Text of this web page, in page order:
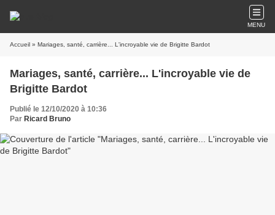
MENU
Accueil » Mariages, santé, carrière... L'incroyable vie de Brigitte Bardot
Mariages, santé, carrière... L'incroyable vie de
Brigitte Bardot
Publié le 12/10/2020 à 10:36
Par Ricard Bruno